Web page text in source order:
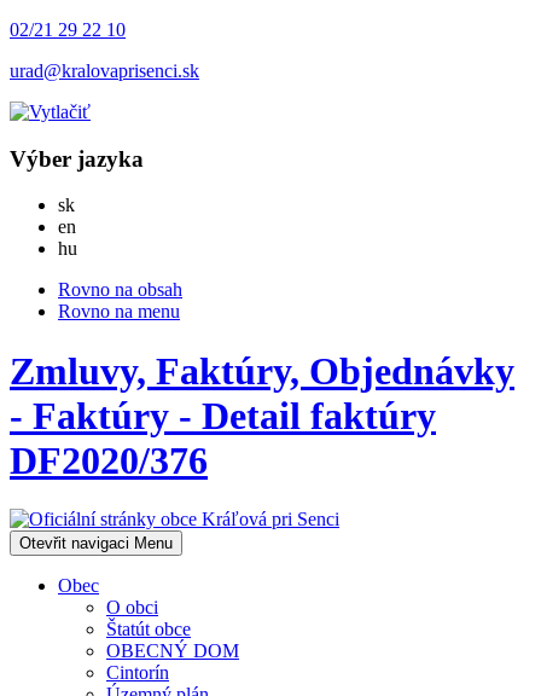
02/21 29 22 10
urad@kralovaprisenci.sk
Výber jazyka
skSlovensky
en
hu
Rovno na obsah
Rovno na menu
Zmluvy, Faktúry, Objednávky
- Faktúry - Detail faktúry
DF2020/376
Otevřit navigaci Menu
Obec
O obci
Štatút obce
OBECNÝ DOM
Cintorín